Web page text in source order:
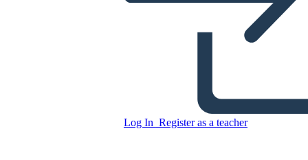
Log In Register as a teacher
Copy this Storyboard